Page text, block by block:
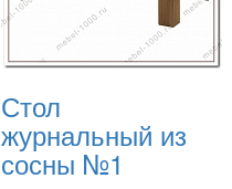
Стол
журнальный из
сосны №1